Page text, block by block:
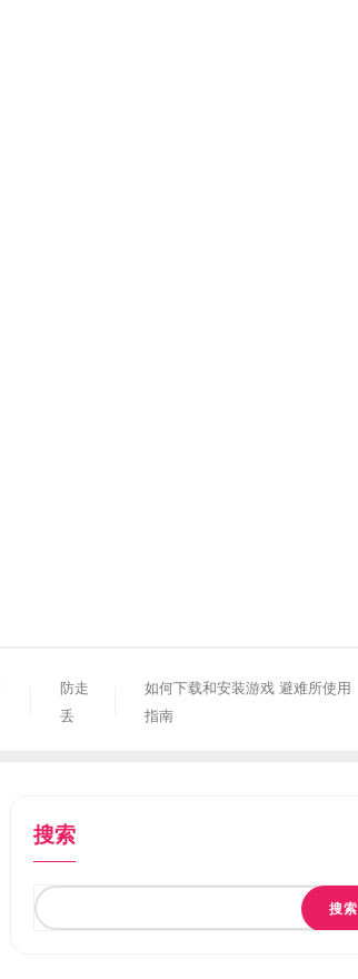
防走
丢
如何下载和安装游戏 避难所使用
指南
搜索
搜索